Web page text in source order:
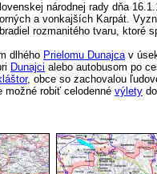
národnej rady dňa
a vonkajších Karpát.
rozmanitého tvaru, ktoré
dlhého Prielomu Dunajcav
Dunajci alebo autobusom po
, obce so zachovalou
robiť celodenné výlety